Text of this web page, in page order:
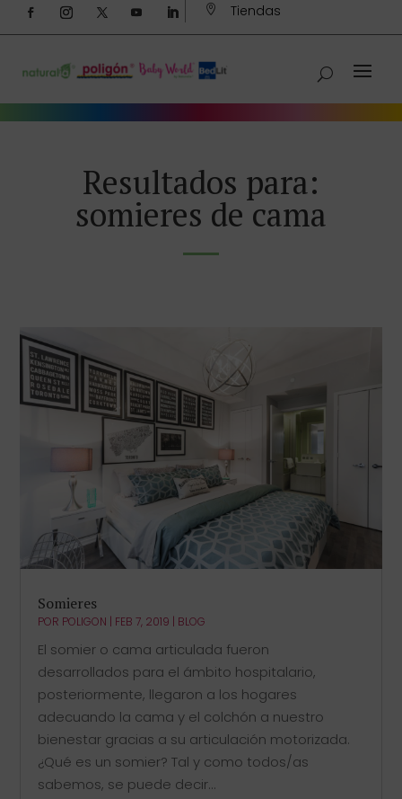
 Tiendas
Resultados para:
somieres de cama
Somieres
POR POLIGON | FEB 7, 2019 | BLOG
El somier o cama articulada fueron
desarrollados para el ámbito hospitalario,
posteriormente, llegaron a los hogares
adecuando la cama y el colchón a nuestro
bienestar gracias a su articulación motorizada.
¿Qué es un somier? Tal y como todos/as
sabemos, se puede decir...